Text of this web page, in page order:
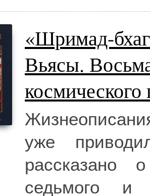
«Шримад-
Вьясы.
уже
седьмого и